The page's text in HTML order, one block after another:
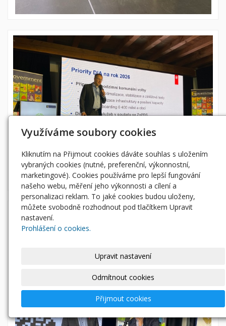
Využíváme soubory cookies
Kliknutím na Přijmout cookies dáváte souhlas s uložením
vybraných cookies (nutné, preferenční, výkonnostní,
marketingové). Cookies používáme pro lepší fungování
našeho webu, měření jeho výkonnosti a cílení a
personalizaci reklam. To jaké cookies budou uloženy,
můžete svobodně rozhodnout pod tlačítkem Upravit
nastavení.
Prohlášení o cookies.
Upravit nastavení
Odmítnout cookies
Přijmout cookies